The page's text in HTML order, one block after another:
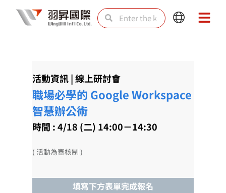
SearchSearch
Main
Main
活動資訊 | 線上研討會
職場必學的 Google Workspace
智慧辦公術
時間 : 4/18 (二) 14:00－14:30
( 活動為審核制 )
填寫下方表單完成報名